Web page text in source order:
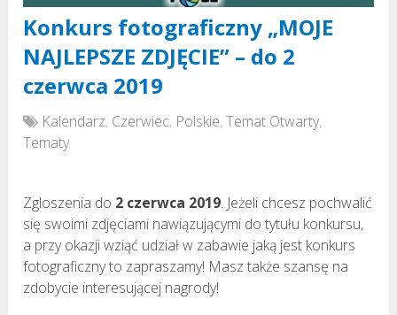
Konkurs fotograficzny „MOJE
NAJLEPSZE ZDJĘCIE” – do 2
czerwca 2019
Kalendarz, Czerwiec, Polskie,Temat Otwarty,
Tematy
Zgloszenia do 2 czerwca 2019. Jeżeli chcesz pochwalić
się swoimi zdjęciami nawiązującymi do tytułu konkursu,
a przy okazji wziąć udział w zabawie jaką jest konkurs
fotograficzny to zapraszamy! Masz także szansę na
zdobycie interesującej nagrody!